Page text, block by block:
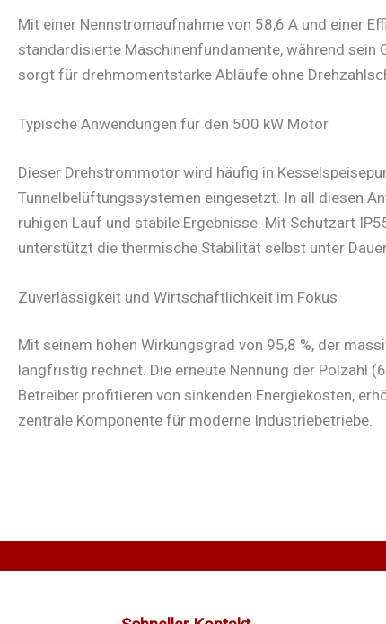
Mit einer Nennstromaufnahme von 58,6 A und einer
standardisierte Maschinenfundamente, während
sorgt für drehmomentstarke Abläufe ohne
Typische Anwendungen für den 500 kW Motor
Dieser Drehstrommotor wird häufig in
Tunnelbelüftungssystemen eingesetzt. In all diesen
ruhigen Lauf und stabile Ergebnisse. Mit Schutzart
unterstützt die thermische Stabilität selbst unter
Zuverlässigkeit und Wirtschaftlichkeit im Fokus
Mit seinem hohen Wirkungsgrad von 95,8 %, der
langfristig rechnet. Die erneute Nennung der Polzahl
Betreiber profitieren von sinkenden Energiekosten,
zentrale Komponente für moderne Industriebetriebe.